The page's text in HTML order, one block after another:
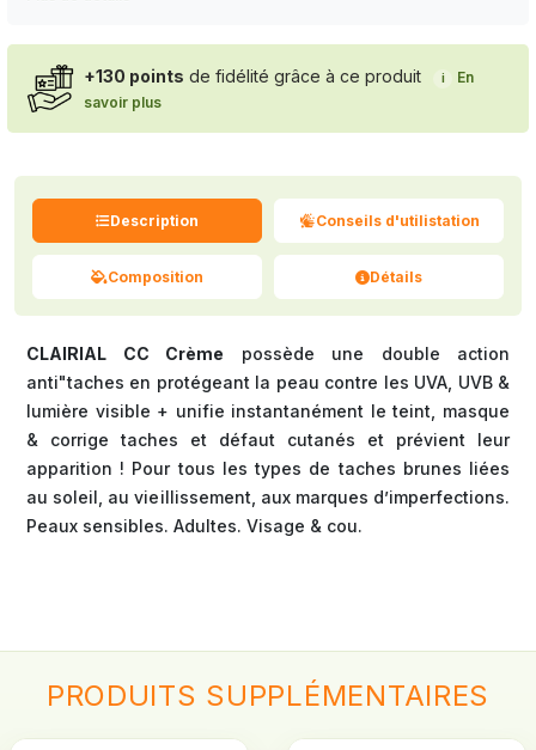
+130 points de fidélité grâce à ce produit i
En
savoir plus
Description Conseils d'utilistation
Composition Détails
CLAIRIAL CC Crème possède une double action
anti"taches en protégeant la peau contre les UVA, UVB &
lumière visible + unifie instantanément le teint, masque
& corrige taches et défaut cutanés et prévient leur
apparition ! Pour tous les types de taches brunes liées
au soleil, au vieillissement, aux marques d’imperfections.
Peaux sensibles. Adultes. Visage & cou.
PRODUITS SUPPLÉMENTAIRES